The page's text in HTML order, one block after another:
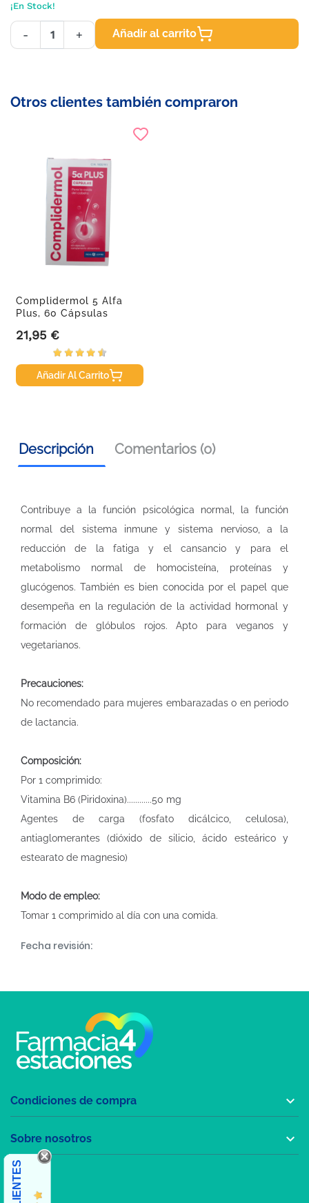
¡En Stock!
- + Añadir al carrito
Otros clientes también compraron
Complidermol 5 Alfa
Plus, 60 Cápsulas
Precio
21,95 €
Añadir Al Carrito
Descripción Comentarios (0)
Contribuye a la función psicológica normal, la función
normal del sistema inmune y sistema nervioso, a la
reducción de la fatiga y el cansancio y para el
metabolismo normal de homocisteína, proteínas y
glucógenos. También es bien conocida por el papel que
desempeña en la regulación de la actividad hormonal y
formación de glóbulos rojos. Apto para veganos y
vegetarianos.
Precauciones:
No recomendado para mujeres embarazadas o en periodo
de lactancia.
Composición:
Por 1 comprimido:
Vitamina B6 (Piridoxina)............50 mg
Agentes de carga (fosfato dicálcico, celulosa),
antiaglomerantes (dióxido de silicio, ácido esteárico y
estearato de magnesio)
Modo de empleo:
Tomar 1 comprimido al día con una comida.
Fecha revisión:
Condiciones de compra 
Sobre nosotros 